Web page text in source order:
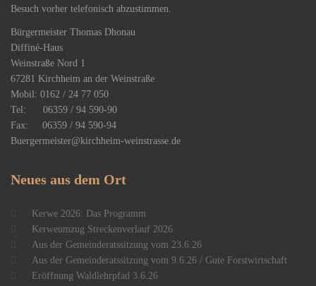
Besuch vorher telefonisch abzustimmen.
Bürgermeister Thomas Dhonau
Diffiné-Haus
​Weinstraße Nord 1
67281 Kirchheim an der Weinstraße
Mobil: 0162 / 24 77 050
Tel: 06359 / 94 590-90
Fax: 06359 / 94 590-94
Buergermeister@kirchheim-weinstrasse.de
Neues aus dem Ort
Kerwe 2026: Das Programm
Kerweumzug Streckenverlauf 2026
Aus der Gemeinderatssitzung vom 23.6.26
Aus der Gemeinderatssitzung vom 9.6.26 / Gute Forstwirtschaft
Eröffnung Waldlehrpfad 3.6.26